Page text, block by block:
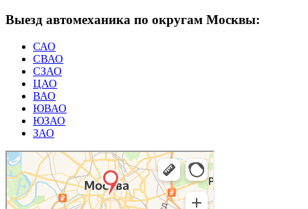
Выезд автомеханика по округам Москвы:
САО
СВАО
СЗАО
ЦАО
ВАО
ЮВАО
ЮЗАО
ЗАО